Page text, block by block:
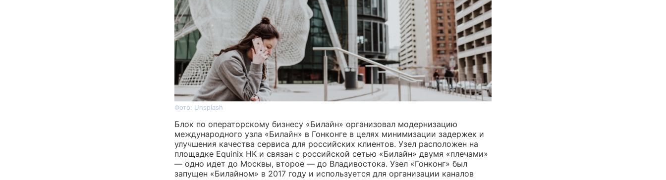
Фото: Unsplash
Блок по операторскому бизнесу «Билайн» организовал модернизацию
международного узла «Билайн» в Гонконге в целях минимизации задержек и
улучшения качества сервиса для российских клиентов. Узел расположен на
площадке Equinix HK и связан с российской сетью «Билайн» двумя «плечами»
— одно идет до Москвы, второе — до Владивостока. Узел «Гонконг» был
запущен «Билайном» в 2017 году и используется для организации каналов